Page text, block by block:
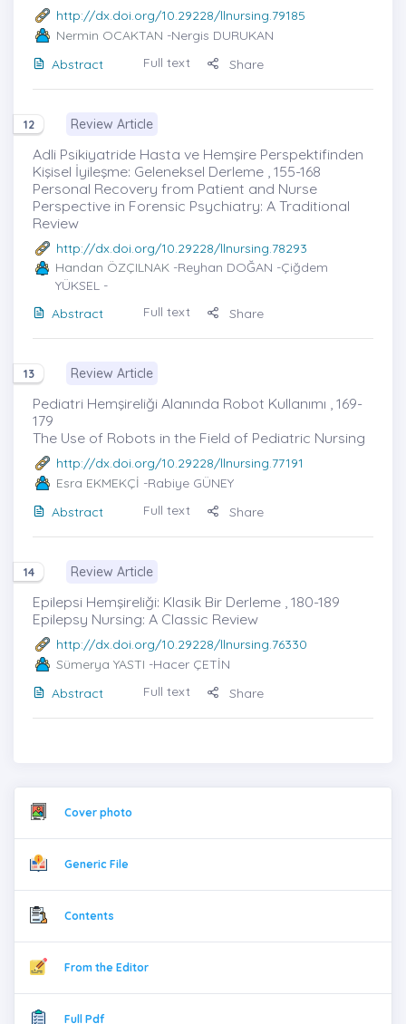
http://dx.doi.org/10.29228/llnursing.79185
Nermin OCAKTAN -Nergis DURUKAN
Abstract
Full text Share
12 Review Article
Adli Psikiyatride Hasta ve Hemşire Perspektifinden
Kişisel İyileşme: Geleneksel Derleme , 155-168
Personal Recovery from Patient and Nurse
Perspective in Forensic Psychiatry: A Traditional
Review
http://dx.doi.org/10.29228/llnursing.78293
Handan ÖZÇILNAK -Reyhan DOĞAN -Çiğdem
YÜKSEL -
Abstract
Full text Share
13 Review Article
Pediatri Hemşireliği Alanında Robot Kullanımı , 169-
179
The Use of Robots in the Field of Pediatric Nursing
http://dx.doi.org/10.29228/llnursing.77191
Esra EKMEKÇİ -Rabiye GÜNEY
Abstract
Full text Share
14 Review Article
Epilepsi Hemşireliği: Klasik Bir Derleme , 180-189
Epilepsy Nursing: A Classic Review
http://dx.doi.org/10.29228/llnursing.76330
Sümerya YASTI -Hacer ÇETİN
Abstract
Full text Share
Cover photo
Generic File
Contents
From the Editor
Full Pdf